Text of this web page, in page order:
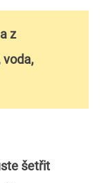
z
voda,
šetřit